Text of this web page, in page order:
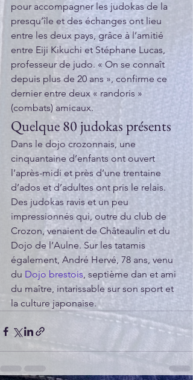
pour accompagner les judokas de la
presqu’île et des échanges ont lieu
entre les deux pays, grâce à l’amitié
entre Eiji Kikuchi et Stéphane Lucas,
professeur de judo. « On se connaît
depuis plus de 20 ans », confirme ce
dernier entre deux « randoris »
(combats) amicaux.
Quelque 80 judokas présents
Dans le dojo crozonnais, une
cinquantaine d’enfants ont ouvert
l’après-midi et près d’une trentaine
d’ados et d’adultes ont pris le relais.
Des judokas ravis et un peu
impressionnés qui, outre du club de
Crozon, venaient de Châteaulin et du
Dojo de l’Aulne. Sur les tatamis
également, André Hervé, 78 ans, venu
du Dojo brestois, septième dan et ami
du maître, intarissable sur son sport et
la culture japonaise.